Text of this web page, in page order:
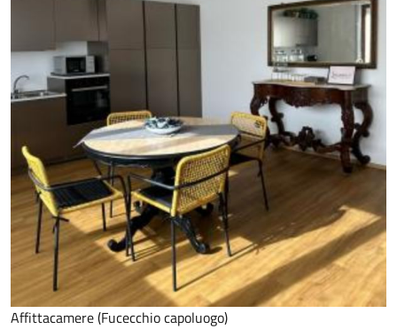
Affittacamere (Fucecchio capoluogo)